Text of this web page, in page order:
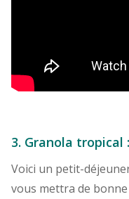
3. Granola
Voici un petit-
vous mettra de